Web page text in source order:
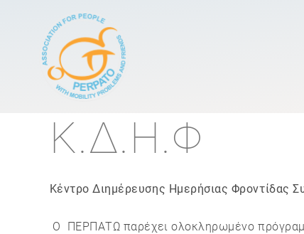
Κ.Δ.Η.Φ
Κέντρο Διημέρευσης Ημερήσιας Φροντίδας
Ο
ΠΕΡΠΑΤΩ παρέχει ολοκληρωμένο